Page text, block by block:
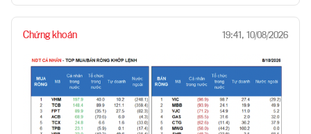
Chứng khoán 19:41, 10/08/2026